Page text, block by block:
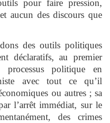
pour faire pression,
aucun des discours que
des outils politiques
déclaratifs, au premier
processus politique en
avec tout ce qu’il
ou autres ; sa
l’arrêt immédiat, sur le
des crimes